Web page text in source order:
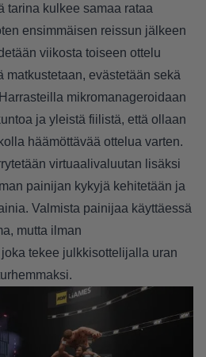
tarina kulkee samaa rataa
ensimmäisen reissun jälkeen
viikosta toiseen ottelu
matkustetaan, evästetään sekä
mikromanageroidaan
ja yleistä fiilistä, että ollaan
häämöttävää ottelua varten.
virtuaalivaluutan lisäksi
painijan kykyjä kehitetään ja
Valmista painijaa käyttäessä
mutta ilman
tekee julkkisottelijalla uran